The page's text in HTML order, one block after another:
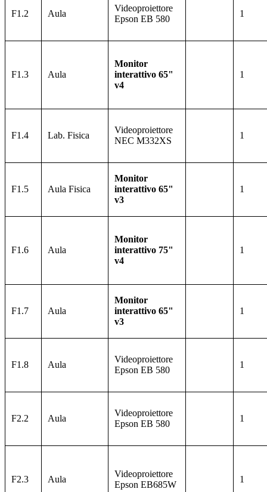
F1.2 Aula
Videoproiettore
Epson EB 580
1
F1.3 Aula
Monitor
interattivo 65"
v4
1
F1.4 Lab. Fisica
Videoproiettore
NEC M332XS
1
F1.5 Aula Fisica
Monitor
interattivo 65"
v3
1
F1.6 Aula
Monitor
interattivo 75"
v4
1
F1.7 Aula
Monitor
interattivo 65"
v3
1
F1.8 Aula
Videoproiettore
Epson EB 580
1
F2.2 Aula
Videoproiettore
Epson EB 580
1
F2.3 Aula
Videoproiettore
Epson EB685W
1